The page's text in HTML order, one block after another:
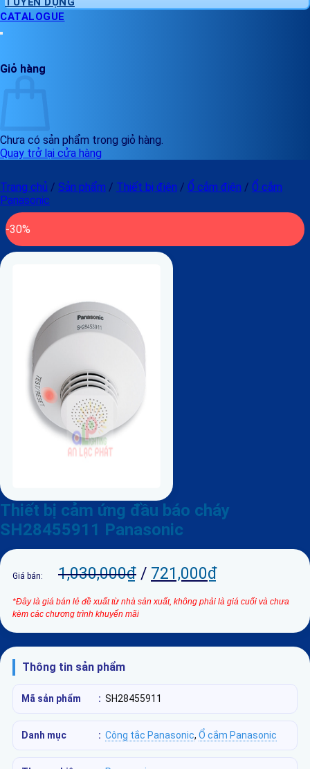
CATALOGUE
Giỏ hàng
Chưa có sản phẩm trong giỏ hàng.
Quay trở lại cửa hàng
Trang chủ / Sản phẩm / Thiết bị điện / Ổ cắm điện / Ổ cắm
Panasonic
-30%
Thiết bị cảm ứng đầu báo cháy
SH28455911 Panasonic
Giá bán: 1,030,000₫ / 721,000₫
*Đây là giá bán lẻ đề xuất từ nhà sản xuất, không phải là giá cuối và chưa
kèm các chương trình khuyến mãi
Thông tin sản phẩm
Mã sản phẩm : SH28455911
Danh mục : Công tắc Panasonic, Ổ cắm Panasonic